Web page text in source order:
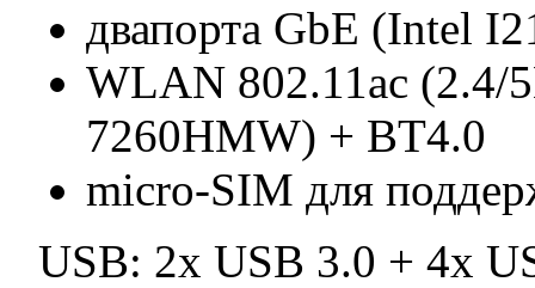
двапорта GbE (Intel
WLAN 802.11ac (2.4/
7260HMW) + BT4.0
micro-SIM для
USB: 2x USB 3.0 + 4x